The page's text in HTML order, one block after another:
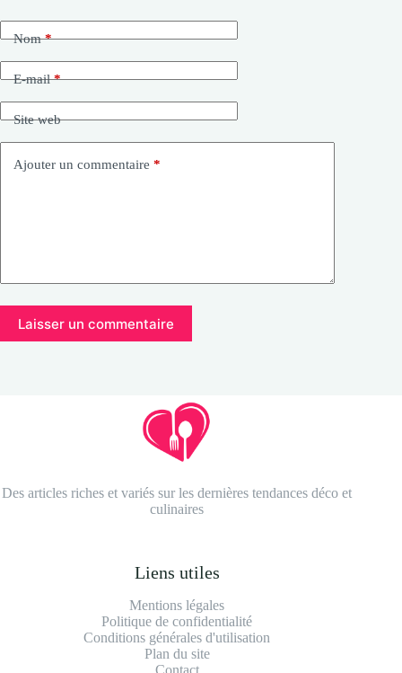
Nom*
E-mail*
Site web
Ajouter un commentaire *
Laisser un commentaire
Des articles riches et variés sur les dernières tendances déco et
culinaires
Liens utiles
Mentions légales
Politique de confidentialité
Conditions générales d'utilisation
Plan du site